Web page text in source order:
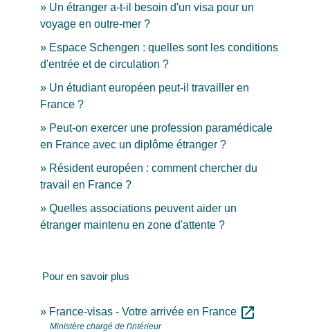
Un étranger a-t-il besoin d'un visa pour un
voyage en outre-mer ?
Espace Schengen : quelles sont les conditions
d'entrée et de circulation ?
Un étudiant européen peut-il travailler en
France ?
Peut-on exercer une profession paramédicale
en France avec un diplôme étranger ?
Résident européen : comment chercher du
travail en France ?
Quelles associations peuvent aider un
étranger maintenu en zone d'attente ?
Pour en savoir plus
France-visas - Votre arrivée en France open_in_new
Ministère chargé de l'intérieur